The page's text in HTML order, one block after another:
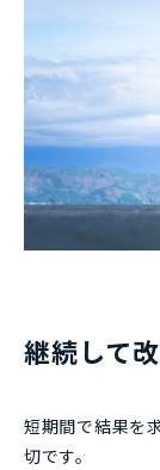
継続して
短期間で結果を
切です。